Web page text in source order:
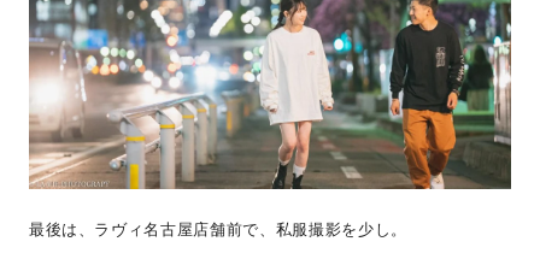
最後は、ラヴィ名古屋店舗前で、私服撮影を少し。